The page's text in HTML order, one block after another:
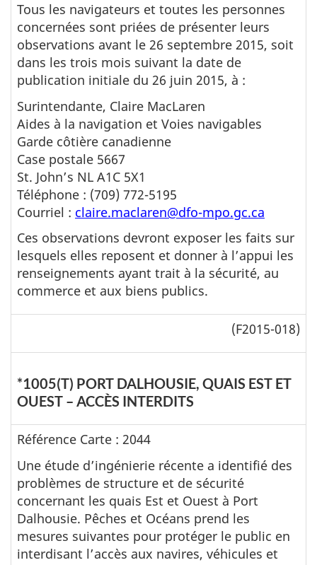
Tous les navigateurs et toutes les personnes
concernées sont priées de présenter leurs
observations avant le 26 septembre 2015, soit
dans les trois mois suivant la date de
publication initiale du 26 juin 2015, à :
Surintendante, Claire MacLaren
Aides à la navigation et Voies navigables
Garde côtière canadienne
Case postale 5667
St. John’s NL A1C 5X1
Téléphone : (709) 772-5195
Courriel : claire.maclaren@dfo-mpo.gc.ca
Ces observations devront exposer les faits sur
lesquels elles reposent et donner à l’appui les
renseignements ayant trait à la sécurité, au
commerce et aux biens publics.
(F2015-018)
*1005(T) PORT DALHOUSIE, QUAIS EST ET
OUEST – ACCÈS INTERDITS
Référence Carte : 2044
Une étude d’ingénierie récente a identifié des
problèmes de structure et de sécurité
concernant les quais Est et Ouest à Port
Dalhousie. Pêches et Océans prend les
mesures suivantes pour protéger le public en
interdisant l’accès aux navires, véhicules et